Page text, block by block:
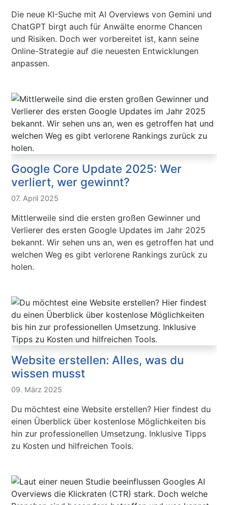
Die neue KI-Suche mit AI Overviews von Gemini und
ChatGPT birgt auch für Anwälte enorme Chancen
und Risiken. Doch wer vorbereitet ist, kann seine
Online-Strategie auf die neuesten Entwicklungen
anpassen.
Google Core Update 2025: Wer
verliert, wer gewinnt?
07. April 2025
Mittlerweile sind die ersten großen Gewinner und
Verlierer des ersten Google Updates im Jahr 2025
bekannt. Wir sehen uns an, wen es getroffen hat und
welchen Weg es gibt verlorene Rankings zurück zu
holen.
Website erstellen: Alles, was du
wissen musst
09. März 2025
Du möchtest eine Website erstellen? Hier findest du
einen Überblick über kostenlose Möglichkeiten bis
hin zur professionellen Umsetzung. Inklusive Tipps
zu Kosten und hilfreichen Tools.